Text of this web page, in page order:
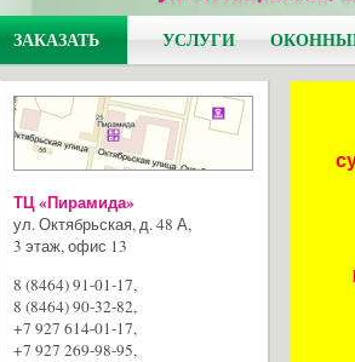
ЗАКАЗАТЬ УСЛУГИ
ТЦ «Пирамида»
ул. Октябрьская, д. 48 А,
3 этаж, офис 13
8 (8464) 91-01-17,
8 (8464) 90-32-82,
+7 927 614-01-17,
+7 927 269-98-95,